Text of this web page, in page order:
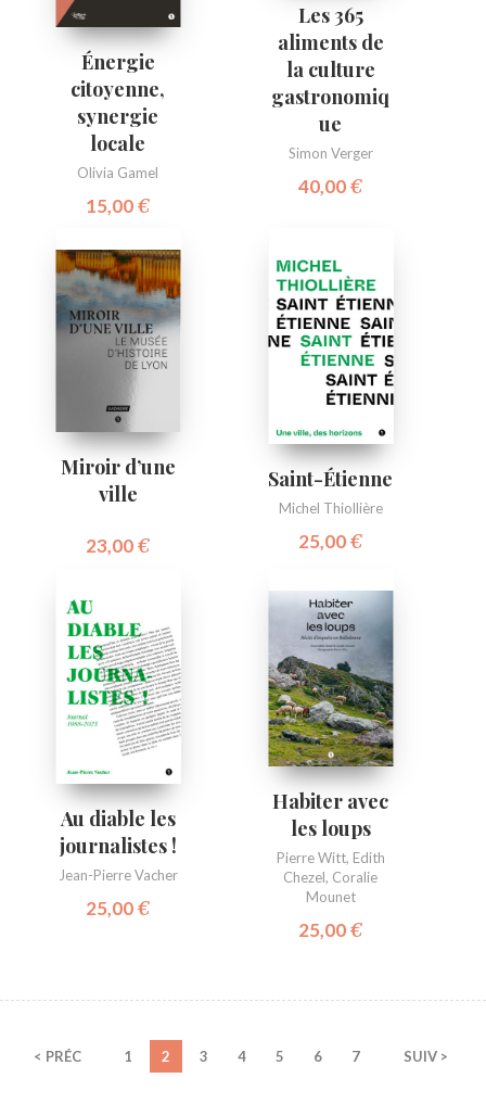
Énergie
citoyenne,
synergie
locale
Olivia Gamel
15,00€
Les 365
aliments de
la culture
gastronomiq
ue
Simon Verger
40,00€
Miroir d’une
ville
23,00€
Saint-Étienne
Michel Thiollière
25,00€
Au diable les
journalistes !
Jean-Pierre Vacher
25,00€
Habiter avec
les loups
Pierre Witt, Edith
Chezel, Coralie
Mounet
25,00€
< PRÉC 1 2 3 4 5 6 7 SUIV >